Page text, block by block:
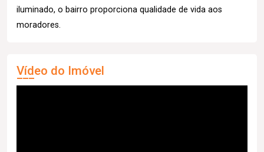
iluminado, o bairro proporciona qualidade de vida aos
moradores.
Vídeo do Imóvel